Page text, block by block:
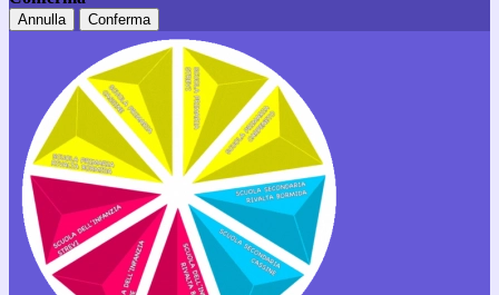
Annulla Conferma